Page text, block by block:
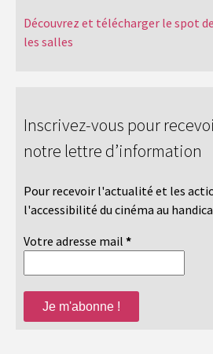
Découvrez et télécharger le spot
les salles
Inscrivez-vous pour
notre lettre d’information
Pour recevoir l'actualité et les
l'accessibilité du cinéma au
Votre adresse mail *